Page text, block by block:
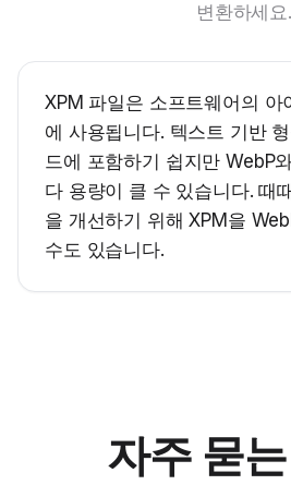
변환하세요.
XPM 파일은 소프트웨어의 아
에 사용됩니다. 텍스트 기반
드에 포함하기 쉽지만 WebP
다 용량이 클 수 있습니다. 때
을 개선하기 위해 XPM을
수도 있습니다.
자주 묻